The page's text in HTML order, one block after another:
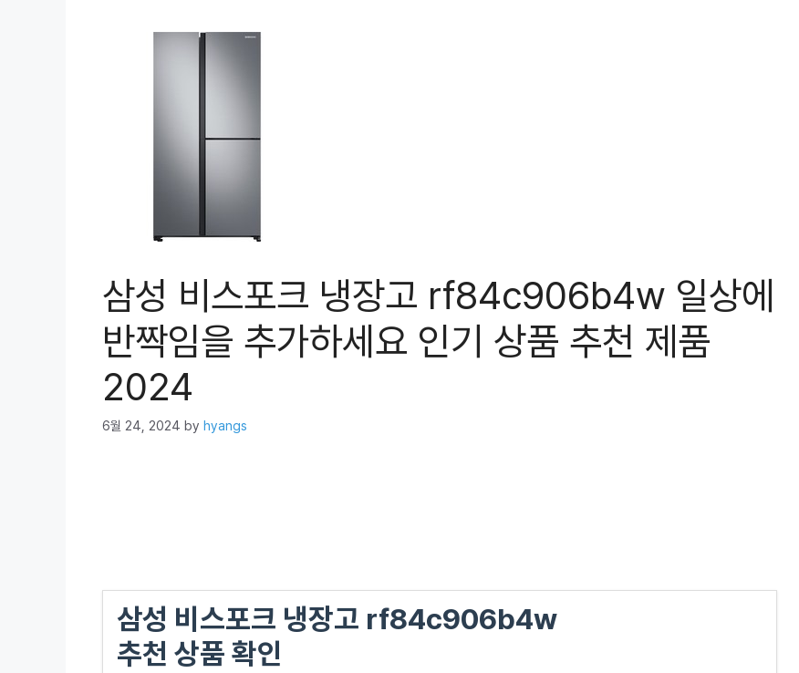
삼성 비스포크 냉장고 rf84c906b4w 일상에
반짝임을 추가하세요 인기 상품 추천 제품
2024
6월 24, 2024 by hyangs
삼성 비스포크 냉장고 rf84c906b4w
추천 상품 확인